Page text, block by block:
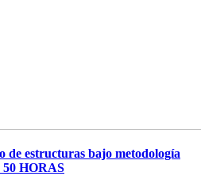
de estructuras bajo metodología
HORAS